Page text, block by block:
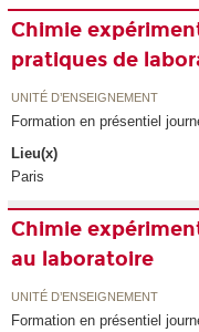
Chimie
pratiques de
UNITÉ D’ENSEIGNEMENT
Formation en présentiel
Lieu(x)
Paris
Chimie
au laboratoire
UNITÉ D’ENSEIGNEMENT
Formation en présentiel